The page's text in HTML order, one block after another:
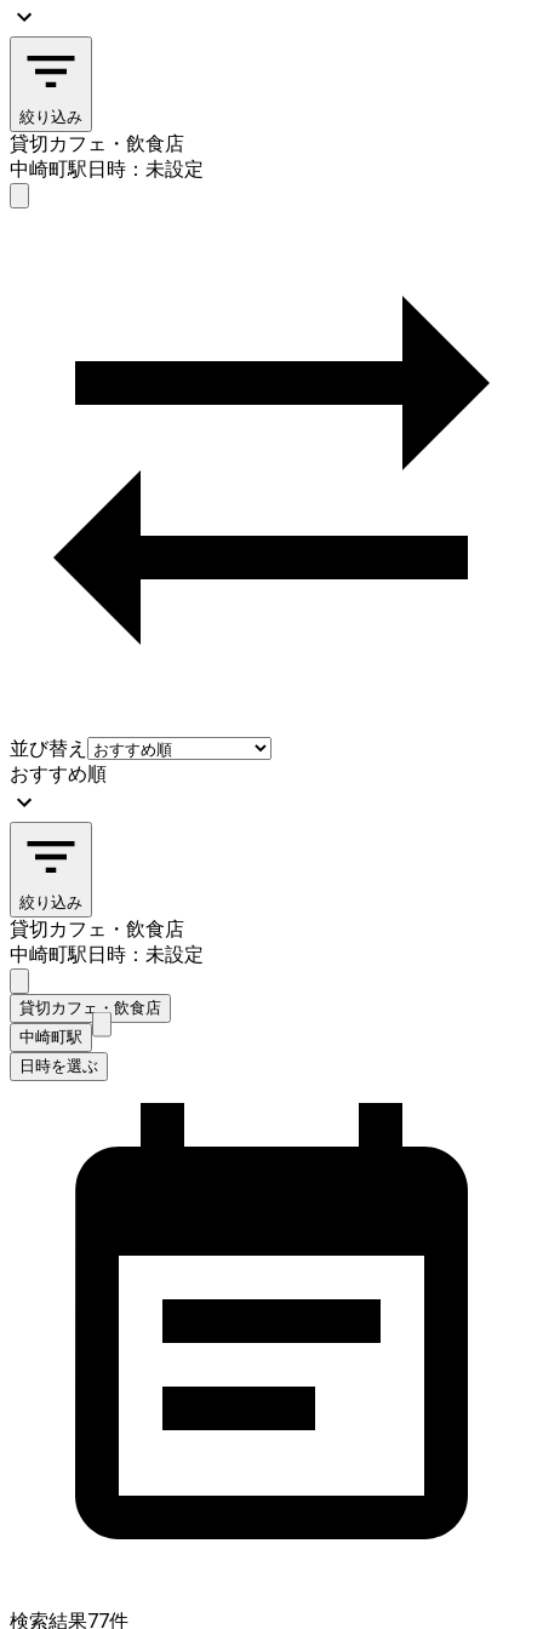
絞り込み
貸切カフェ・飲食店
中崎町駅日時：未設定
並び替え
おすすめ順
絞り込み
貸切カフェ・飲食店
中崎町駅日時：未設定
貸切カフェ・飲食店
中崎町駅
日時を選ぶ
検索結果77件